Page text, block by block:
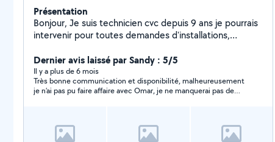
Présentation
Bonjour, Je suis technicien cvc depuis 9 ans je pourrais
intervenir pour toutes demandes d'installations,
et plomberie. Je peux vous assister par téléphone en
cas de panne. Je suis sérieux, ponctuelle et à l'écoute.
N'hésitez pas à faire appel à mes services
Dernier avis laissé par Sandy : 5/5
Il y a plus de 6 mois
Très bonne communication et disponibilité, malheureusement
je n’ai pas pu faire affaire avec Omar, je ne manquerai pas de